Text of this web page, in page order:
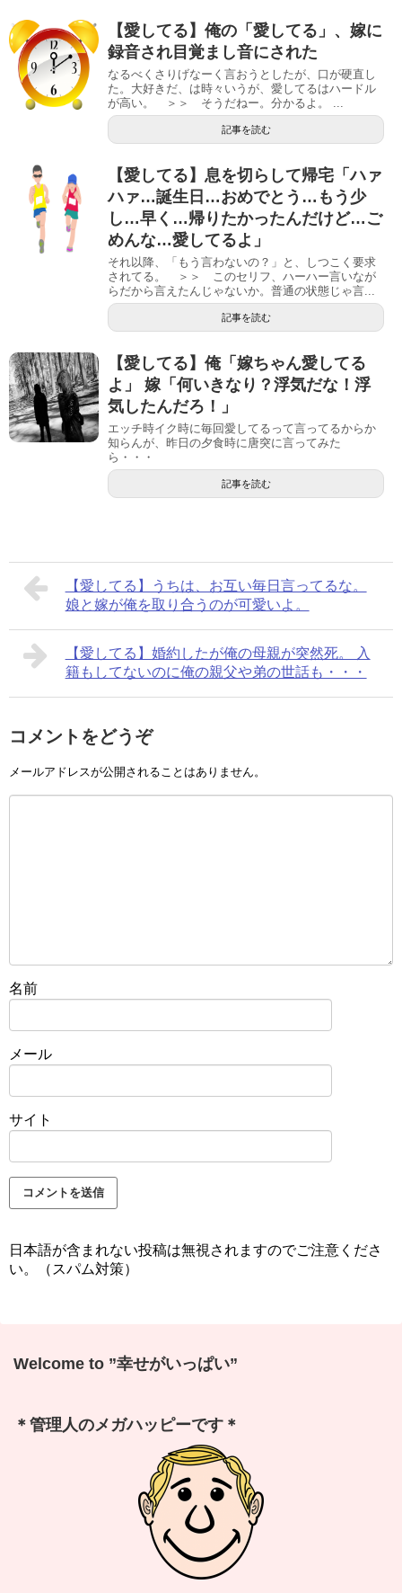
【愛してる】俺の「愛してる」、嫁に
録音され目覚まし音にされた
なるべくさりげなーく言おうとしたが、口が硬直し
た。大好きだ、は時々いうが、愛してるはハードル
が高い。 ＞＞ そうだねー。分かるよ。 ...
記事を読む
【愛してる】息を切らして帰宅「ハァ
ハァ…誕生日…おめでとう…もう少
し…早く…帰りたかったんだけど…ご
めんな…愛してるよ」
それ以降、「もう言わないの？」と、しつこく要求
されてる。 ＞＞ このセリフ、ハーハー言いなが
らだから言えたんじゃないか。普通の状態じゃ言...
記事を読む
【愛してる】俺「嫁ちゃん愛してる
よ」 嫁「何いきなり？浮気だな！浮
気したんだろ！」
エッチ時イク時に毎回愛してるって言ってるからか
知らんが、昨日の夕食時に唐突に言ってみた
ら・・・
記事を読む
【愛してる】うちは、お互い毎日言ってるな。
娘と嫁が俺を取り合うのが可愛いよ。
【愛してる】婚約したが俺の母親が突然死。 入
籍もしてないのに俺の親父や弟の世話も・・・
コメントをどうぞ
メールアドレスが公開されることはありません。
名前
メール
サイト
日本語が含まれない投稿は無視されますのでご注意くださ
い。（スパム対策）
Welcome to ”幸せがいっぱい”
＊管理人のメガハッピーです＊